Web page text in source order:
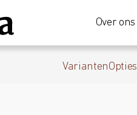
Over ons
VariantenOpties